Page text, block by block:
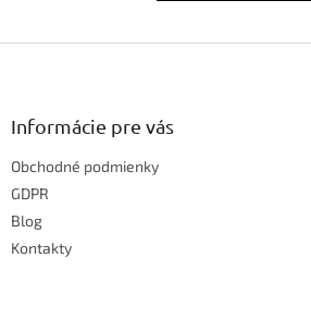
Z
Informácie pre vás
Obchodné podmienky
GDPR
Blog
Kontakty